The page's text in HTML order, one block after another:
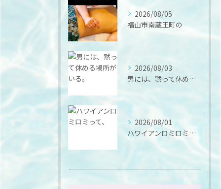
2026/08/05
福山市南蔵王町の
2026/08/03
男には、黙って休める場所がいる。
2026/08/01
ハワイアンロミロミって、